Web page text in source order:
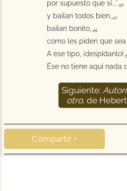
por supuesto que sí...' 46
y bailan todos bien, 47
bailan bonito, 48
como les piden que
A ese tipo, ¡despídanlo!
Ése no tiene aquí nada
Siguiente:
otro, de
Compartir +